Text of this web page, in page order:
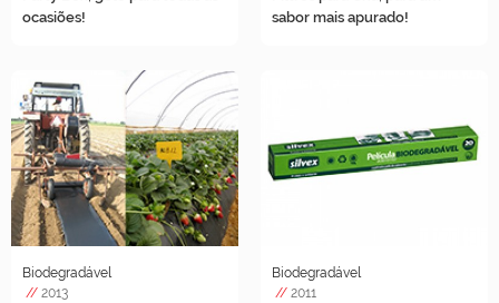
ocasiões!
sabor mais apurado!
Biodegradável
// 2013
Biodegradável
// 2011